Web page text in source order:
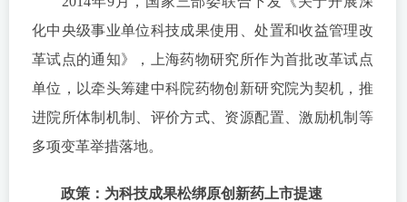
化中央级事业单位科技成果使用、处置和收益管理改
革试点的通知》，上海药物研究所作为首批改革试点
单位，以牵头筹建中科院药物创新研究院为契机，推
进院所体制机制、评价方式、资源配置、激励机制等
多项变革举措落地。
政策：为科技成果松绑原创新药上市提速